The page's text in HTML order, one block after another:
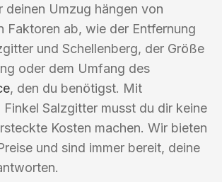
deinen Umzug hängen von
Faktoren ab, wie der Entfernung
und Schellenberg, der Größe
oder dem Umfang des
, den du benötigst. Mit
Salzgitter musst du dir keine
Kosten machen. Wir bieten
und sind immer bereit, deine